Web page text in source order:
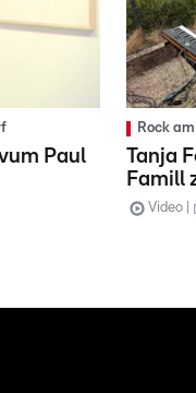
Paul
Rock
Tanja
Famill
Video